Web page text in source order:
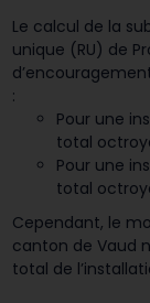
Le calcul de la
unique (RU) de
:
Pour une
total
Pour une
total
Cependant, le
canton de Vaud
total de